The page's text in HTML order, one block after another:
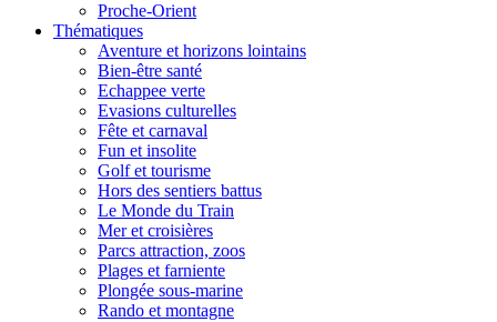
Proche-Orient
Thématiques
Aventure et horizons lointains
Bien-être santé
Echappee verte
Evasions culturelles
Fête et carnaval
Fun et insolite
Golf et tourisme
Hors des sentiers battus
Le Monde du Train
Mer et croisières
Parcs attraction, zoos
Plages et farniente
Plongée sous-marine
Rando et montagne